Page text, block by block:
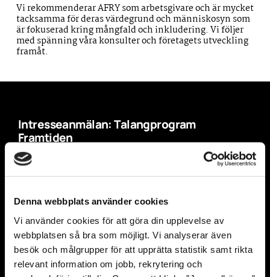
Denna webbplats använder cookies
Vi använder cookies för att göra din upplevelse av
webbplatsen så bra som möjligt. Vi analyserar även
besök och målgrupper för att upprätta statistik samt rikta
relevant information om jobb, rekrytering och
Vi rekommenderar AFRY som arbetsgivare och är mycket
tacksamma för deras värdegrund och människosyn som
är fokuserad kring mångfald och inkludering. Vi följer
med spänning våra konsulter och företagets utveckling
framåt.
Intresseanmälan: Talangprogram
Framtiden
*
Efternamn *